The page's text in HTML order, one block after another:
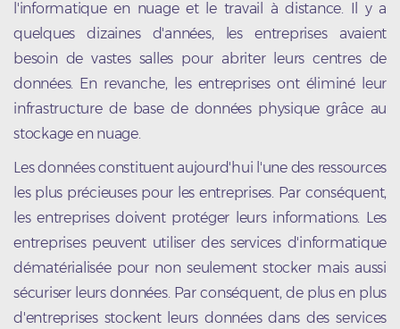
l'informatique en nuage et le travail à distance. Il y a
quelques dizaines d'années, les entreprises avaient
besoin de vastes salles pour abriter leurs centres de
données. En revanche, les entreprises ont éliminé leur
infrastructure de base de données physique grâce au
stockage en nuage.
Les données constituent aujourd'hui l'une des ressources
les plus précieuses pour les entreprises. Par conséquent,
les entreprises doivent protéger leurs informations. Les
entreprises peuvent utiliser des services d'informatique
dématérialisée pour non seulement stocker mais aussi
sécuriser leurs données. Par conséquent, de plus en plus
d'entreprises stockent leurs données dans des services